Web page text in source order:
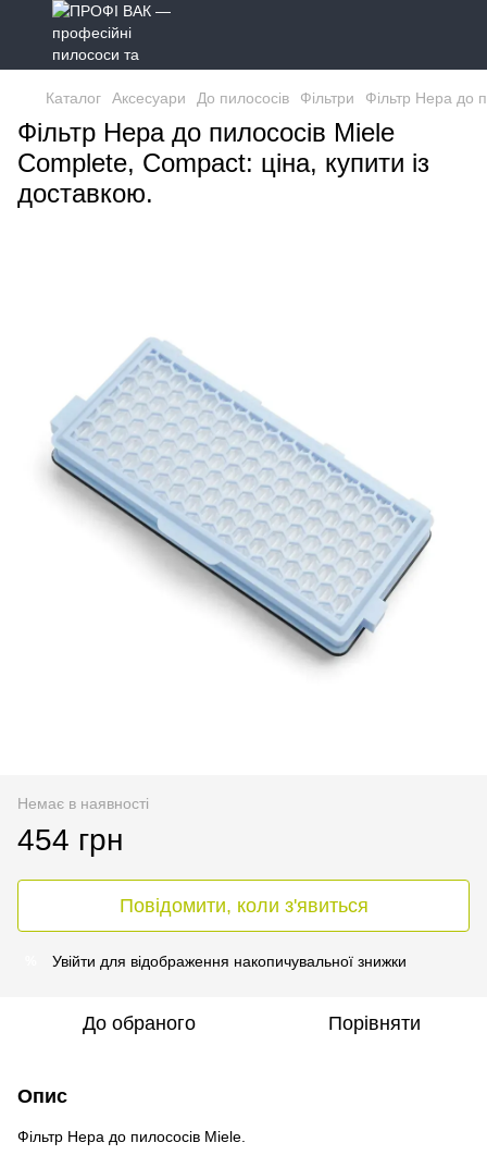
Каталог Аксесуари До пилососів Фільтри Фільтр Hepa до
Фільтр Hepa до пилососів Miele
Complete, Compact: ціна, купити із
доставкою.
Немає в наявності
454 грн
Повідомити, коли з'явиться
Увійти для відображення накопичувальної знижки
До обраного Порівняти
Опис
Фільтр Hepa до пилососів Miele.